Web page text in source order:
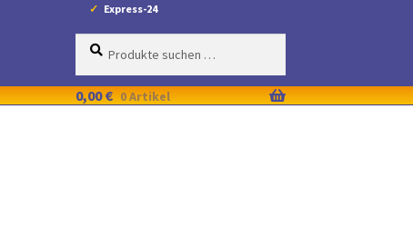
Express-24
Suche
Suchen
0,00€ 0 Artikel